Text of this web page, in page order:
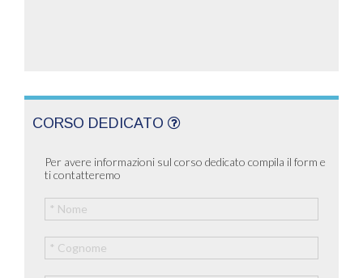
CORSO DEDICATO
Per avere informazioni sul corso dedicato compila il form e
ti contatteremo